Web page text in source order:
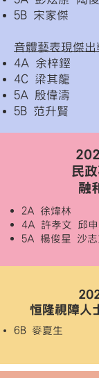
5B 宋家傑
音體藝表現傑出
4A 余梓鏗
4C 梁其龍
5A 殷偉濤
5B 范升賢
民
融
2A 徐煒林
4A 許孝文 邱申
5A 楊俊星 沙
恒隆視障人
6B 麥夏生